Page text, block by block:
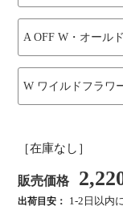
A OFF W・オール
W ワイルドフラワ
［在庫なし］
販売価格
出荷目安：
1-2日以内